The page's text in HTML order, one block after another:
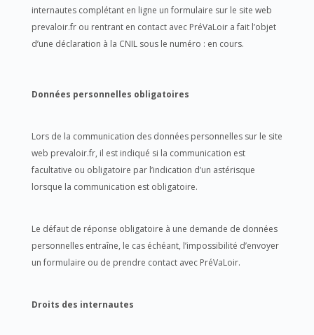
internautes complétant en ligne un formulaire sur le site web
prevaloir.fr ou rentrant en contact avec PréVaLoir a fait l’objet
d’une déclaration à la CNIL sous le numéro : en cours.
Données personnelles obligatoires
Lors de la communication des données personnelles sur le site
web prevaloir.fr, il est indiqué si la communication est
facultative ou obligatoire par l’indication d’un astérisque
lorsque la communication est obligatoire.
Le défaut de réponse obligatoire à une demande de données
personnelles entraîne, le cas échéant, l’impossibilité d’envoyer
un formulaire ou de prendre contact avec PréVaLoir.
Droits des internautes